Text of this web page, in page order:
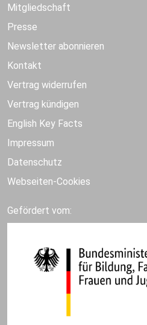
Mitgliedschaft
Presse
Newsletter abonnieren
Kontakt
Vertrag widerrufen
Vertrag kündigen
English Key Facts
Impressum
Datenschutz
Webseiten-Cookies
Gefördert vom: